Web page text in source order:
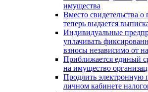
имущества
Вместо свидетельства о
теперь выдается
Индивидуальные
уплачивать
взносы независимо от
Приближается единый
на имущество
Продлить электронную
личном кабинете